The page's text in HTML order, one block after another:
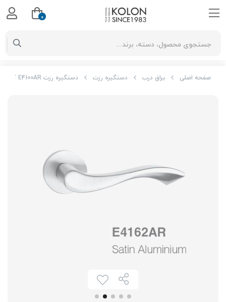
صفحه اصلی یراق درب دستگیره رزت دستگیره رزت E4100AR آلومینیومی برند بهریزان
0